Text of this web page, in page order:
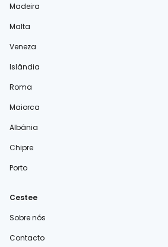
Madeira
Malta
Veneza
Islândia
Roma
Maiorca
Albânia
Chipre
Porto
Cestee
Sobre nós
Contacto